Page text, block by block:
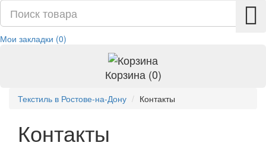
Мои закладки (0)
Корзина (0)
Текстиль в Ростове-на-Дону Контакты
Контакты